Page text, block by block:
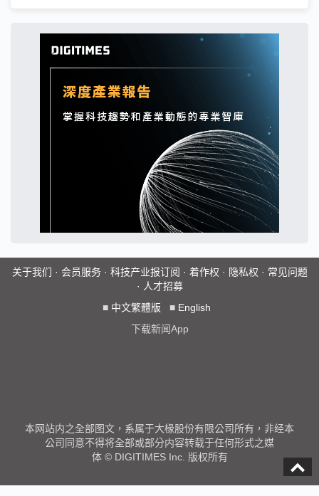
关于我们 · 会员服务· 科技产业报订阅 · 着作权 · 隐私权 · 常见问题
· 人才招募
■ 中文繁體版 ■ English
下载新闻App
本网站内之全部图文，系属于大椽股份有限公司所有，非经本
公司同意不得将全部或部分内容转载于任何形式之媒
体 © DIGITIMES Inc. 版权所有